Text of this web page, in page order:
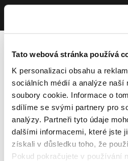
Tato webová stránka používá
K personalizaci obsahu a
sociálních médií a analýze
soubory cookie. Informace o
sdílíme se svými partnery pro
analýzy. Partneři tyto údaje
dalšími informacemi, které jste
získali v důsledku toho, že
Pokud pokračujete v používání